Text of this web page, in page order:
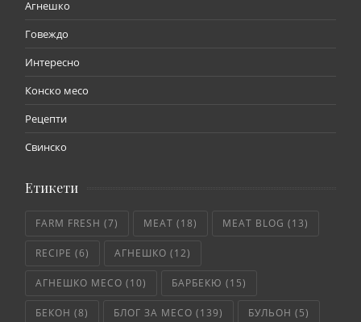
Агнешко
Говеждо
Интересно
Конско месо
Рецепти
Свинско
Етикети
FARM FRESH (7) MEAT (18) MEAT BLOG (13)
RECIPE (6) АГНЕШКО (12)
АГНЕШКО МЕСО (10) БАРБЕКЮ (15)
БЕКОН (8) БЛОГ ЗА МЕСО (139) БУЛЬОН (5)